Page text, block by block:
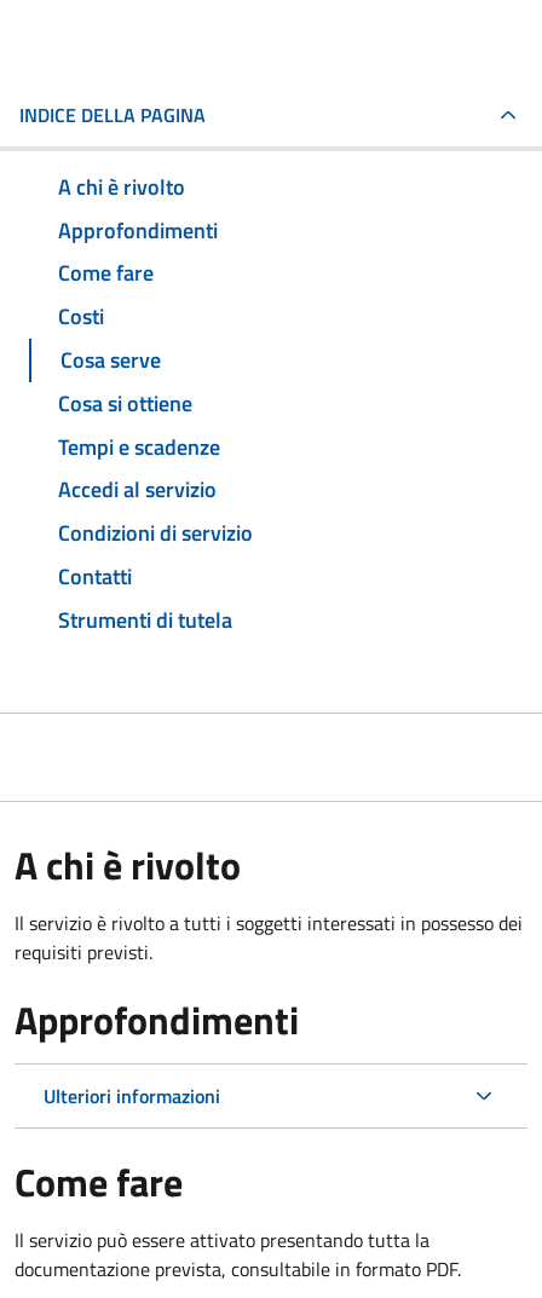
INDICE DELLA PAGINA
A chi è rivolto
Approfondimenti
Come fare
Costi
Cosa serve
Cosa si ottiene
Tempi e scadenze
Accedi al servizio
Condizioni di servizio
Contatti
Strumenti di tutela
A chi è rivolto
Il servizio è rivolto a tutti i soggetti interessati in possesso dei
requisiti previsti.
Approfondimenti
Ulteriori informazioni
Come fare
Il servizio può essere attivato presentando tutta la
documentazione prevista, consultabile in formato PDF.